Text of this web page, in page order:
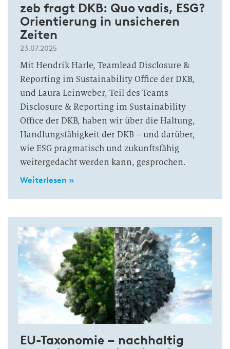
zeb fragt DKB: Quo vadis, ESG?
Orientierung in unsicheren
Zeiten
23.07.2025
Mit Hendrik Harle, Teamlead Disclosure &
Reporting im Sustainability Office der DKB,
und Laura Leinweber, Teil des Teams
Disclosure & Reporting im Sustainability
Office der DKB, haben wir über die Haltung,
Handlungsfähigkeit der DKB – und darüber,
wie ESG pragmatisch und zukunftsfähig
weitergedacht werden kann, gesprochen.
Weiterlesen »
EU-Taxonomie – nachhaltig